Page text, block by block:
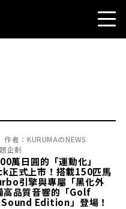
作者： KURUMAのNEWS
企劃
萬日圓的「運動化」
正式上市！搭載150匹馬
引擎與專屬「黑化外
高品質音響的「Golf
Edition」登場！